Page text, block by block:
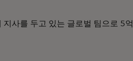
사를 두고 있는 글로벌 팀으로 5억